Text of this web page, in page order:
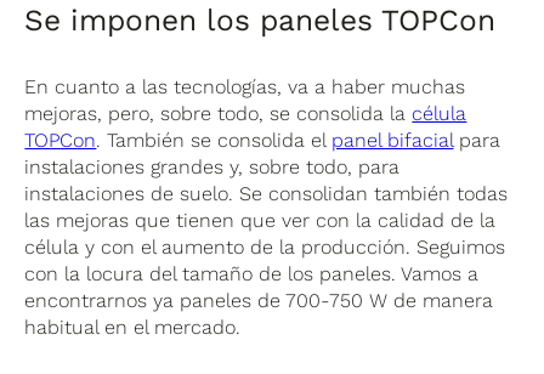
Se imponen los paneles TOPCon
En cuanto a las tecnologías, va a haber muchas
mejoras, pero, sobre todo, se consolida la célula
TOPCon. También se consolida el panel bifacial para
instalaciones grandes y, sobre todo, para
instalaciones de suelo. Se consolidan también todas
las mejoras que tienen que ver con la calidad de la
célula y con el aumento de la producción. Seguimos
con la locura del tamaño de los paneles. Vamos a
encontrarnos ya paneles de 700-750 W de manera
habitual en el mercado.